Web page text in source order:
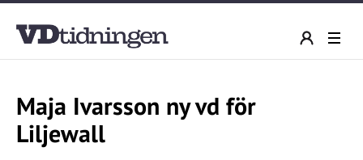
Maja Ivarsson ny vd för
Liljewall